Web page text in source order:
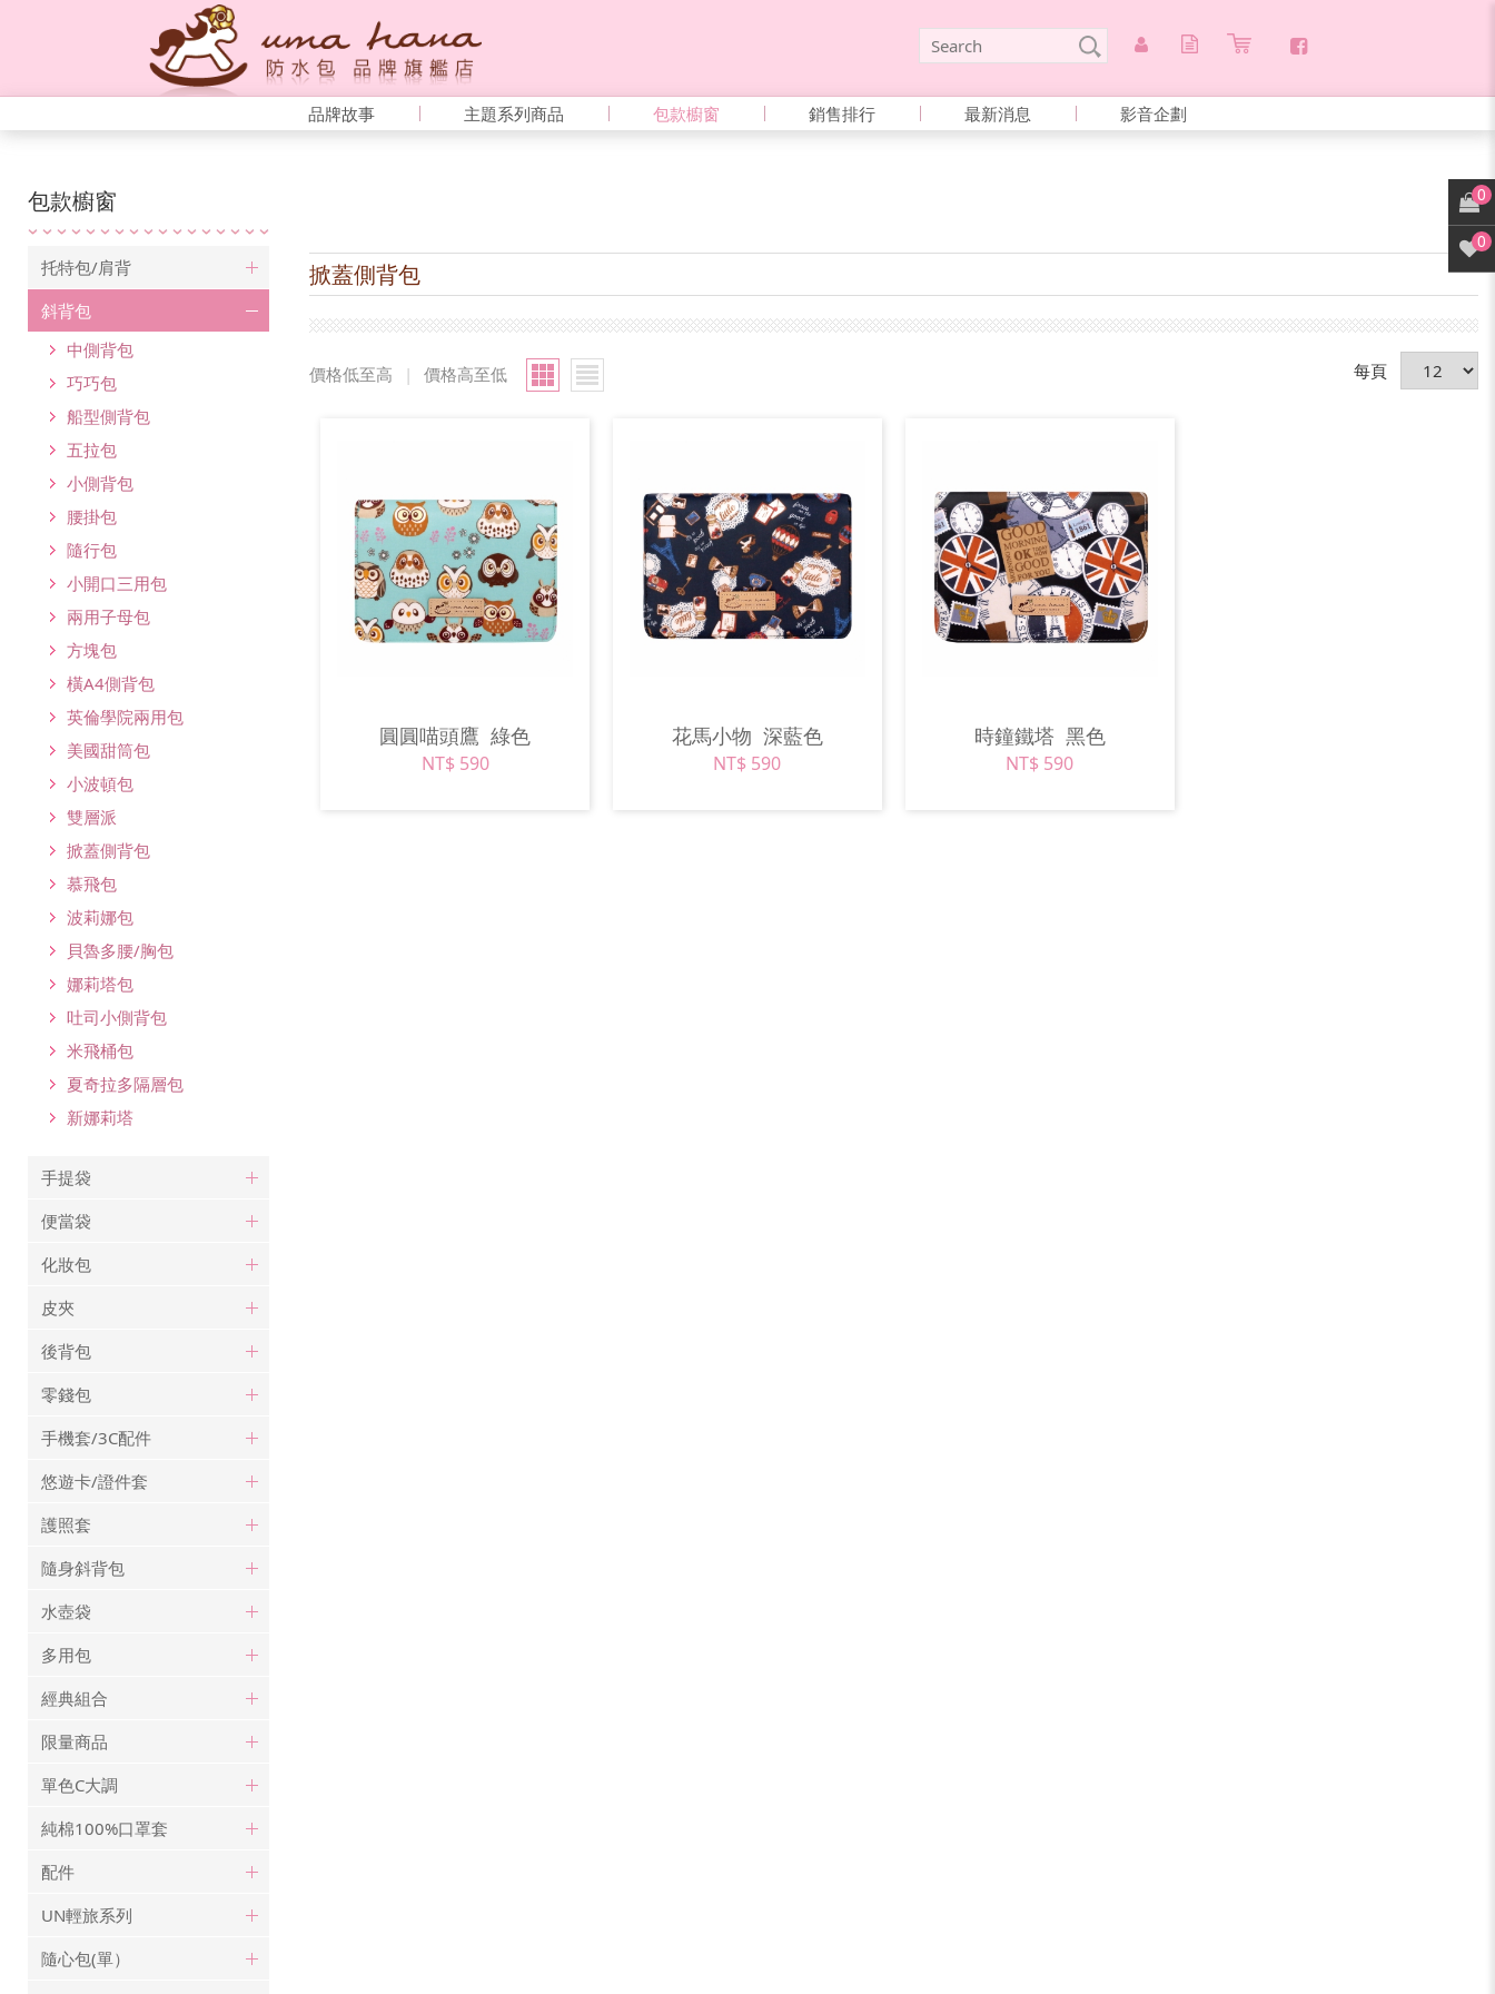
品牌故事 主題系列商品 包款櫥窗 銷售排行 最新消息 影音企劃
包款櫥窗
托特包/肩背
斜背包
中側背包
巧巧包
船型側背包
五拉包
小側背包
腰掛包
隨行包
小開口三用包
兩用子母包
方塊包
橫A4側背包
英倫學院兩用包
美國甜筒包
小波頓包
雙層派
掀蓋側背包
慕飛包
波莉娜包
貝魯多腰/胸包
娜莉塔包
吐司小側背包
米飛桶包
夏奇拉多隔層包
新娜莉塔
手提袋
便當袋
化妝包
皮夾
後背包
零錢包
手機套/3C配件
悠遊卡/證件套
護照套
隨身斜背包
水壺袋
多用包
經典組合
限量商品
單色C大調
純棉100%口罩套
配件
UN輕旅系列
隨心包(單）
掀蓋側背包
價格低至高 | 價格高至低 每頁
圓圓喵頭鷹綠色
NT$ 590
花馬小物 深藍色
NT$ 590
時鐘鐵塔 黑色
NT$ 590
0
0